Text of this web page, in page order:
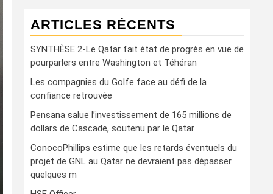
ARTICLES RÉCENTS
SYNTHÈSE 2-Le Qatar fait état de progrès en vue de
pourparlers entre Washington et Téhéran
Les compagnies du Golfe face au défi de la
confiance retrouvée
Pensana salue l’investissement de 165 millions de
dollars de Cascade, soutenu par le Qatar
ConocoPhillips estime que les retards éventuels du
projet de GNL au Qatar ne devraient pas dépasser
quelques m